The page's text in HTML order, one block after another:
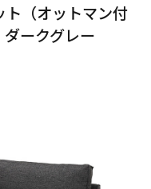
（オットマン付
ークグレー